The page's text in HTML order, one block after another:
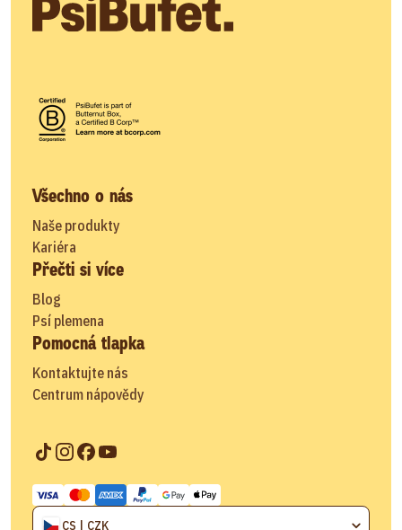
Všechno o nás
Naše produkty
Kariéra
Přečti si více
Blog
Psí plemena
Pomocná tlapka
Kontaktujte nás
Centrum nápovědy
CS | CZK